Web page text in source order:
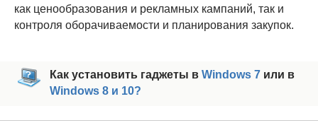
как ценообразования и рекламных кампаний, так и
контроля оборачиваемости и планирования закупок.
Как установить гаджеты в Windows 7 или в
Windows 8 и 10?